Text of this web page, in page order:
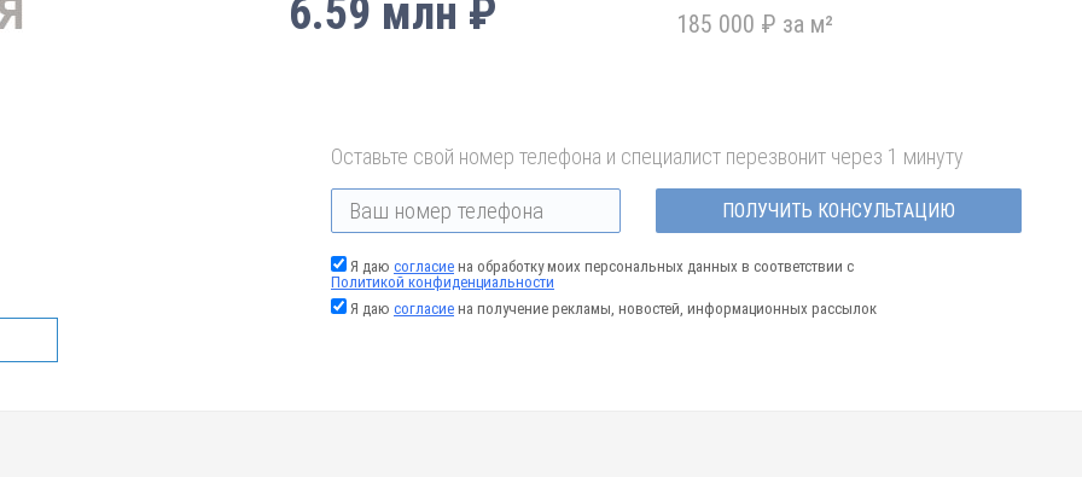
6.59 млн ₽ 185 000 ₽ за м²
Оставьте свой номер телефона и специалист перезвонит через 1 минуту
ПОЛУЧИТЬ КОНСУЛЬТАЦИЮ
Я даю согласие на обработку моих персональных данных в соответствии с
Политикой конфиденциальности
Я даю согласие на получение рекламы, новостей, информационных рассылок